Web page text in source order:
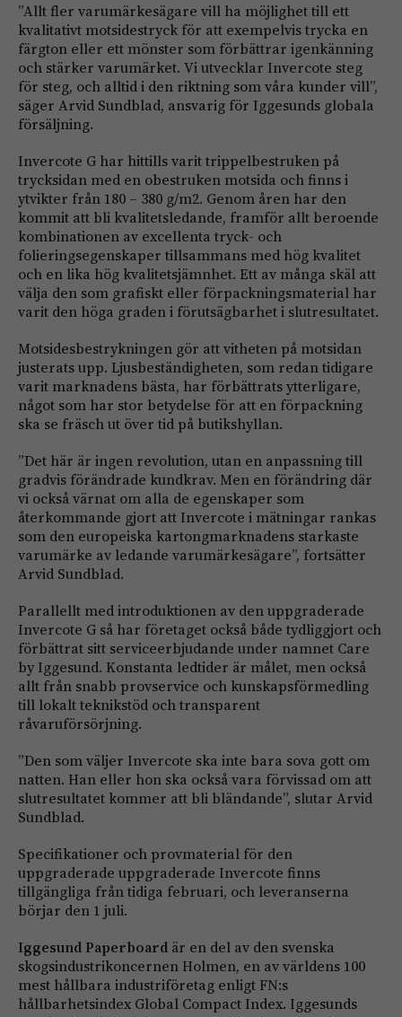
”Allt fler varumärkesägare vill ha möjlighet till ett
kvalitativt motsidestryck för att exempelvis trycka en
färgton eller ett mönster som förbättrar igenkänning
och stärker varumärket. Vi utvecklar Invercote steg
för steg, och alltid i den riktning som våra kunder vill”,
säger Arvid Sundblad, ansvarig för Iggesunds globala
försäljning.
Invercote G har hittills varit trippelbestruken på
trycksidan med en obestruken motsida och finns i
ytvikter från 180 – 380 g/m2. Genom åren har den
kommit att bli kvalitetsledande, framför allt beroende
kombinationen av excellenta tryck- och
folieringsegenskaper tillsammans med hög kvalitet
och en lika hög kvalitetsjämnhet. Ett av många skäl att
välja den som grafiskt eller förpackningsmaterial har
varit den höga graden i förutsägbarhet i slutresultatet.
Motsidesbestrykningen gör att vitheten på motsidan
justerats upp. Ljusbeständigheten, som redan tidigare
varit marknadens bästa, har förbättrats ytterligare,
något som har stor betydelse för att en förpackning
ska se fräsch ut över tid på butikshyllan.
”Det här är ingen revolution, utan en anpassning till
gradvis förändrade kundkrav. Men en förändring där
vi också värnat om alla de egenskaper som
återkommande gjort att Invercote i mätningar rankas
som den europeiska kartongmarknadens starkaste
varumärke av ledande varumärkesägare”, fortsätter
Arvid Sundblad.
Parallellt med introduktionen av den uppgraderade
Invercote G så har företaget också både tydliggjort och
förbättrat sitt serviceerbjudande under namnet Care
by Iggesund. Konstanta ledtider är målet, men också
allt från snabb provservice och kunskapsförmedling
till lokalt teknikstöd och transparent
råvaruförsörjning.
”Den som väljer Invercote ska inte bara sova gott om
natten. Han eller hon ska också vara förvissad om att
slutresultatet kommer att bli bländande”, slutar Arvid
Sundblad.
Specifikationer och provmaterial för den
uppgraderade uppgraderade Invercote finns
tillgängliga från tidiga februari, och leveranserna
börjar den 1 juli.
Iggesund Paperboard är en del av den svenska
skogsindustrikoncernen Holmen, en av världens 100
mest hållbara industriföretag enligt FN:s
hållbarhetsindex Global Compact Index. Iggesunds